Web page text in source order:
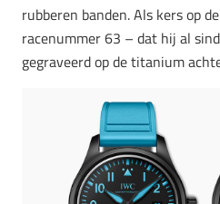
rubberen banden. Als kers op
racenummer 63 – dat hij al
gegraveerd op de titanium